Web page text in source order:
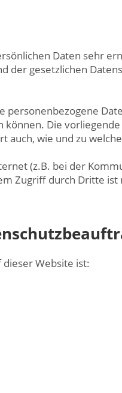
Daten sehr
der gesetzlichen
Die
wie und zu
(z.B. bei der
Zugriff durch Dritte ist
Website ist: